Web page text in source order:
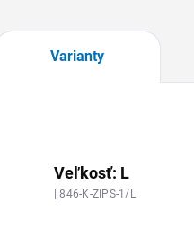
Varianty
Veľkosť: L
| 846-K-ZIPS-1/L